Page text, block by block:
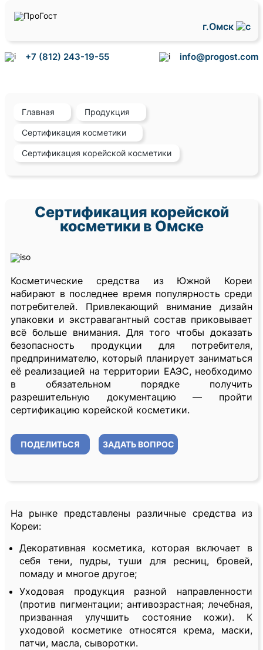
г.Омск
+7 (812) 243-19-55 info@progost.com
Главная Продукция
Сертификация косметики
Сертификация корейской косметики
Сертификация корейской
косметики в Омске
Косметические средства из Южной Кореи
набирают в последнее время популярность среди
потребителей. Привлекающий внимание дизайн
упаковки и экстравагантный состав приковывает
всё больше внимания. Для того чтобы доказать
безопасность продукции для потребителя,
предпринимателю, который планирует заниматься
её реализацией на территории ЕАЭС, необходимо
в обязательном порядке получить
разрешительную документацию — пройти
сертификацию корейской косметики.
ПОДЕЛИТЬСЯ ЗАДАТЬ ВОПРОС
На рынке представлены различные средства из
Кореи:
Декоративная косметика, которая включает в
себя тени, пудры, туши для ресниц, бровей,
помаду и многое другое;
Уходовая продукция разной направленности
(против пигментации; антивозрастная; лечебная,
призванная улучшить состояние кожи). К
уходовой косметике относятся крема, маски,
патчи, масла, сыворотки.